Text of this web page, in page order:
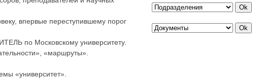
впервые переступившему порог
по Московскому университету.
«маршруты».
«университет».